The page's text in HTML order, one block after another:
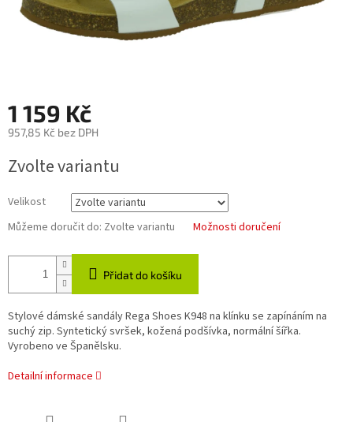
1 159 Kč
957,85 Kč bez DPH
cena:
Zvolte variantu
Velikost
Můžeme doručit do: Zvolte variantu Možnosti doručení
Přidat do košíku
Stylové dámské sandály Rega Shoes K948 na klínku se zapínáním na
suchý zip. Syntetický svršek, kožená podšívka, normální šířka.
Vyrobeno ve Španělsku.
Detailní informace